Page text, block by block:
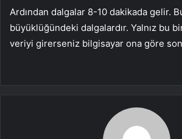
Ardından dalgalar 8-10 dakikada gelir.
büyüklüğündeki dalgalardır. Yalnız bu
veriyi girerseniz bilgisayar ona göre